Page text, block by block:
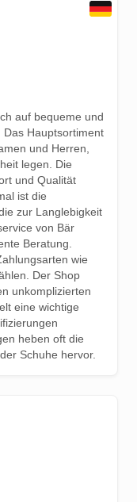
auf bequeme und
Das Hauptsortiment
und Herren,
legen. Die
und Qualität
ist die
zur Langlebigkeit
von Bär
Beratung.
wie
Der Shop
unkomplizierten
eine wichtige
heben oft die
Schuhe hervor.